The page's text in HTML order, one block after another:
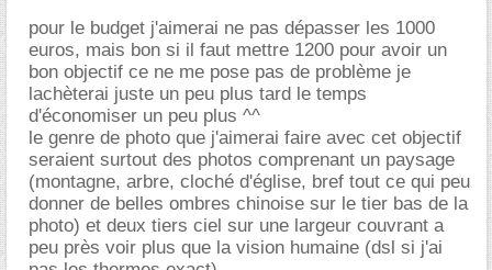
pour le budget j'aimerai ne pas dépasser les 1000
euros, mais bon si il faut mettre 1200 pour avoir un
bon objectif ce ne me pose pas de problème je
lachèterai juste un peu plus tard le temps
d'économiser un peu plus ^^
le genre de photo que j'aimerai faire avec cet objectif
seraient surtout des photos comprenant un paysage
(montagne, arbre, cloché d'église, bref tout ce qui peu
donner de belles ombres chinoise sur le tier bas de la
photo) et deux tiers ciel sur une largeur couvrant a
peu près voir plus que la vision humaine (dsl si j'ai